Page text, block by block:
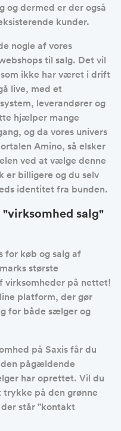
og dermed er der også
kunder.
nogle af vores
til salg. Det vil
ikke har været i drift
live, med et
leverandører og
hjælper mange
og da vores univers
Amino, så elsker
ved at vælge denne
er billigere og du selv
identitet fra bunden.
"virksomhed salg"
for køb og salg af
største
virksomheder på nettet!
platform, der gør
for både sælger og
på Saxis får du
pågældende
har oprettet. Vil du
på den grønne
står "kontakt